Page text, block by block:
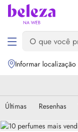
Informar localização
Últimas Resenhas